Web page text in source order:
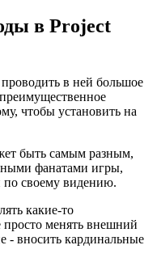
в Project
проводить в ней большое
чтобы установить на
быть самым разным,
фанатами игры,
по своему видению.
какие-то
менять внешний
- вносить кардинальные